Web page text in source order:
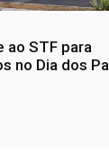
ao STF para
no Dia dos